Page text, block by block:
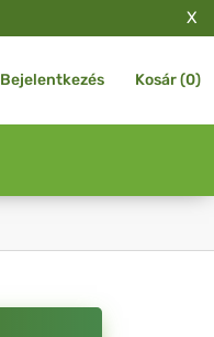
X
Bejelentkezés Kosár (0)